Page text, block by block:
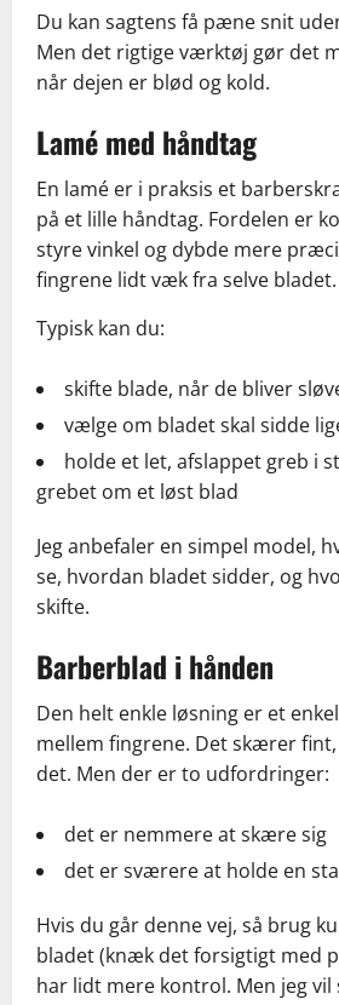
Du kan sagtens få pæne snit
Men det rigtige værktøj gør det
når dejen er blød og kold.
Lamé med håndtag
En lamé er i praksis et
på et lille håndtag. Fordelen er
styre vinkel og dybde mere
fingrene lidt væk fra selve bladet.
Typisk kan du:
skifte blade, når de bliver
vælge om bladet skal sidde
holde et let, afslappet greb i
grebet om et løst blad
Jeg anbefaler en simpel model,
se, hvordan bladet sidder, og
skifte.
Barberblad i hånden
Den helt enkle løsning er et
mellem fingrene. Det skærer
det. Men der er to udfordringer:
det er nemmere at skære sig
det er sværere at holde en
Hvis du går denne vej, så brug
bladet (knæk det forsigtigt med
har lidt mere kontrol. Men jeg vil